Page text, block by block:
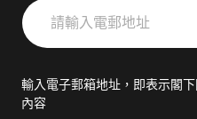
請
輸
郵
輸入電子郵箱地址，即表示閣下
內容